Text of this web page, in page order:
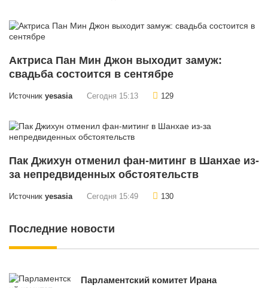
Актриса Пан Мин Джон выходит замуж:
свадьба состоится в сентябре
Источник yesasia Сегодня 15:13 129
Пак Джихун отменил фан-митинг в Шанхае из-
за непредвиденных обстоятельств
Источник yesasia Сегодня 15:49 130
Последние новости
Парламентский комитет Ирана